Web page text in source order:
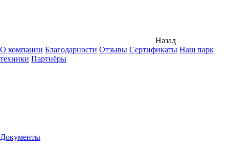
Назад
О компании Благодарности Отзывы Сертификаты Наш парк
техники Партнёры
Документы